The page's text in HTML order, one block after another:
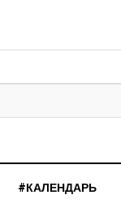
#КАЛЕНДАРЬ